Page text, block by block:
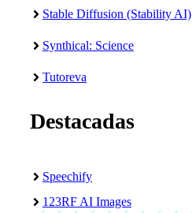
Stable Diffusion (Stability AI)
Synthical: Science
Tutoreva
Destacadas
Speechify
123RF AI Images